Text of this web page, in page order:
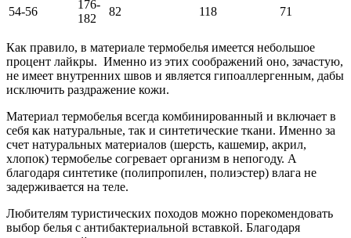
54-56
176-
182
82 118 71
Как правило, в материале термобелья имеется небольшое
процент лайкры. Именно из этих соображений оно, зачастую,
не имеет внутренних швов и является гипоаллергенным, дабы
исключить раздражение кожи.
Материал термобелья всегда комбинированный и включает в
себя как натуральные, так и синтетические ткани. Именно за
счет натуральных материалов (шерсть, кашемир, акрил,
хлопок) термобелье согревает организм в непогоду. А
благодаря синтетике (полипропилен, полиэстер) влага не
задерживается на теле.
Любителям туристических походов можно порекомендовать
выбор белья с антибактериальной вставкой. Благодаря